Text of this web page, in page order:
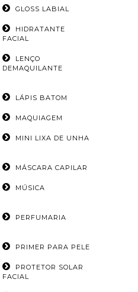
GLOSS LABIAL
HIDRATANTE
FACIAL
LENÇO
DEMAQUILANTE
LÁPIS BATOM
MAQUIAGEM
MINI LIXA DE UNHA
MÁSCARA CAPILAR
MÚSICA
PERFUMARIA
PRIMER PARA PELE
PROTETOR SOLAR
FACIAL